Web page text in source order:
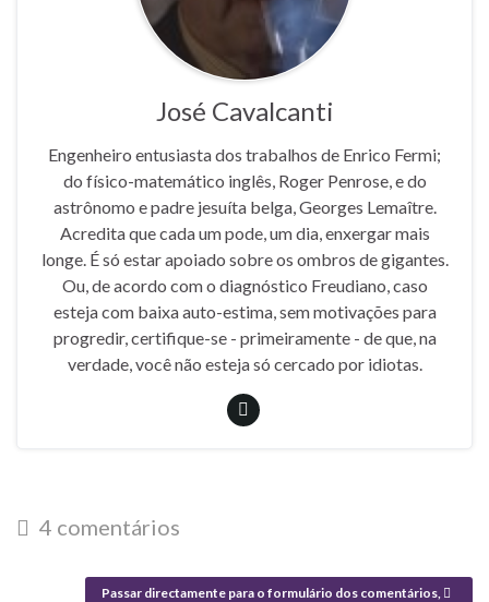
José Cavalcanti
Engenheiro entusiasta dos trabalhos de Enrico Fermi;
do físico-matemático inglês, Roger Penrose, e do
astrônomo e padre jesuíta belga, Georges Lemaître.
Acredita que cada um pode, um dia, enxergar mais
longe. É só estar apoiado sobre os ombros de gigantes.
Ou, de acordo com o diagnóstico Freudiano, caso
esteja com baixa auto-estima, sem motivações para
progredir, certifique-se - primeiramente - de que, na
verdade, você não esteja só cercado por idiotas.
4 comentários
Passar directamente para o formulário dos comentários,